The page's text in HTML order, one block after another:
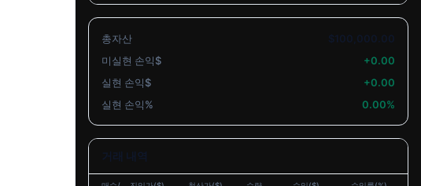
총자산 $100,000.00
미실현 손익$ +0.00
실현 손익$ +0.00
실현 손익% 0.00%
거래 내역